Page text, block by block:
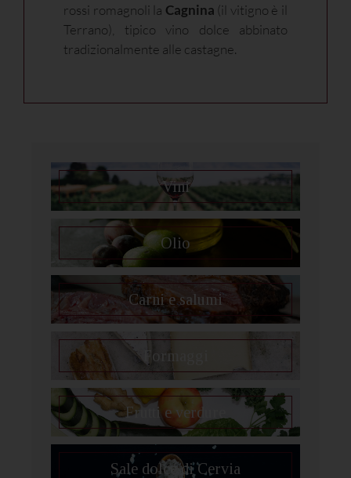
rossi romagnoli la Cagnina (il vitigno è il
Terrano), tipico vino dolce abbinato
tradizionalmente alle castagne.
Vini
Olio
Carni e salumi
Formaggi
Frutti e verdure
Sale dolce di Cervia